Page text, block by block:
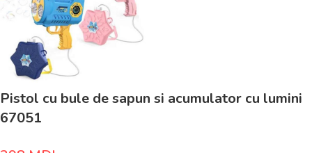
Pistol cu bule de sapun si acumulator cu lumini
67051